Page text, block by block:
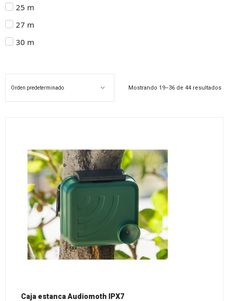
25 m
27 m
30 m
Mostrando 19–36 de 44 resultados
Caja estanca Audiomoth IPX7